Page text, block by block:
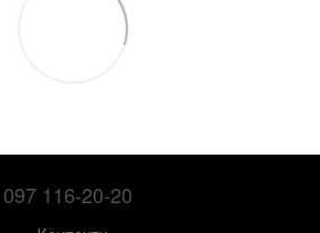
097 116-20-20